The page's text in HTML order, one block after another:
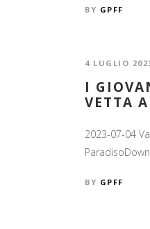
BY GPFF
4 LUGLIO
I
VETTA
2023-07-04
BY GPFF